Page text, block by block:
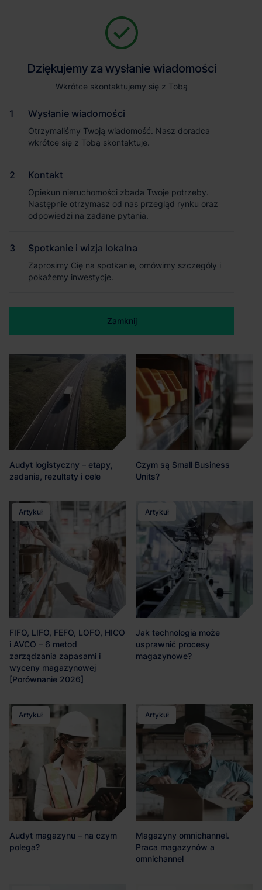
Baza wiedzy
Artykuł
Wady i zalety cross-docking
automatyzacja w magazynie
Audyt logistyczny – etapy,
zadania, rezultaty i cele
Czym są Small Business
Units?
Artykuł
FIFO, LIFO, FEFO, LOFO, HICO
i AVCO – 6 metod
zarządzania zapasami i
wyceny magazynowej
[Porównanie 2026]
Artykuł
Jak technologia może
usprawnić procesy
magazynowe?
Artykuł
Audyt magazynu – na czym
polega?
Artykuł
Magazyny omnichannel.
Praca magazynów a
omnichannel
Dziękujemy za wysłanie wiadomości
Wkrótce skontaktujemy się z Tobą
Wysłanie wiadomości
Otrzymaliśmy Twoją wiadomość. Nasz doradca
wkrótce się z Tobą skontaktuje.
Kontakt
Opiekun nieruchomości zbada Twoje potrzeby.
Następnie otrzymasz od nas przegląd rynku oraz
odpowiedzi na zadane pytania.
Spotkanie i wizja lokalna
Zaprosimy Cię na spotkanie, omówimy szczegóły i
pokażemy inwestycje.
Zamknij